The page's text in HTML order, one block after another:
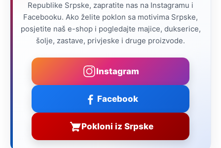
Republike Srpske, zapratite nas na Instagramu i
Facebooku. Ako želite poklon sa motivima Srpske,
posjetite naš e-shop i pogledajte majice, dukserice,
šolje, zastave, privjeske i druge proizvode.
Instagram
Facebook
Pokloni iz Srpske